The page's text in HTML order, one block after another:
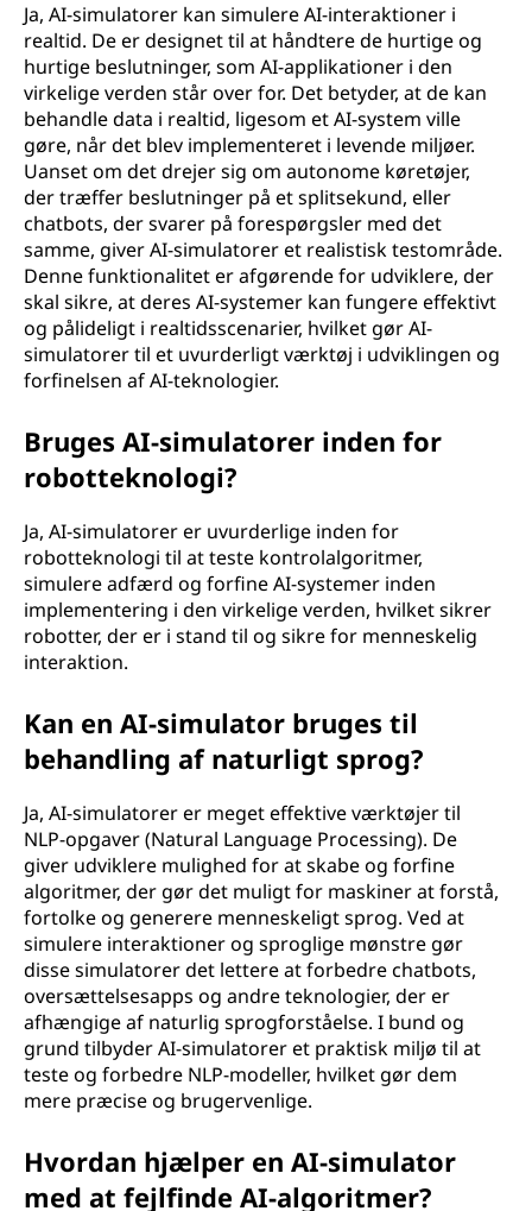
Ja, AI-simulatorer kan simulere AI-interaktioner i
realtid. De er designet til at håndtere de hurtige og
hurtige beslutninger, som AI-applikationer i den
virkelige verden står over for. Det betyder, at de kan
behandle data i realtid, ligesom et AI-system ville
gøre, når det blev implementeret i levende miljøer.
Uanset om det drejer sig om autonome køretøjer,
der træffer beslutninger på et splitsekund, eller
chatbots, der svarer på forespørgsler med det
samme, giver AI-simulatorer et realistisk testområde.
Denne funktionalitet er afgørende for udviklere, der
skal sikre, at deres AI-systemer kan fungere effektivt
og pålideligt i realtidsscenarier, hvilket gør AI-
simulatorer til et uvurderligt værktøj i udviklingen og
forfinelsen af AI-teknologier.
Bruges AI-simulatorer inden for
robotteknologi?
Ja, AI-simulatorer er uvurderlige inden for
robotteknologi til at teste kontrolalgoritmer,
simulere adfærd og forfine AI-systemer inden
implementering i den virkelige verden, hvilket sikrer
robotter, der er i stand til og sikre for menneskelig
interaktion.
Kan en AI-simulator bruges til
behandling af naturligt sprog?
Ja, AI-simulatorer er meget effektive værktøjer til
NLP-opgaver (Natural Language Processing). De
giver udviklere mulighed for at skabe og forfine
algoritmer, der gør det muligt for maskiner at forstå,
fortolke og generere menneskeligt sprog. Ved at
simulere interaktioner og sproglige mønstre gør
disse simulatorer det lettere at forbedre chatbots,
oversættelsesapps og andre teknologier, der er
afhængige af naturlig sprogforståelse. I bund og
grund tilbyder AI-simulatorer et praktisk miljø til at
teste og forbedre NLP-modeller, hvilket gør dem
mere præcise og brugervenlige.
Hvordan hjælper en AI-simulator
med at fejlfinde AI-algoritmer?